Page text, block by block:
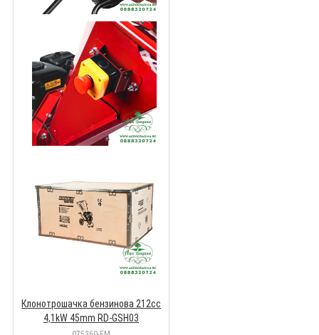
Клонотрошачка бензинова 212cc
4,1kW 45mm RD-GSH03